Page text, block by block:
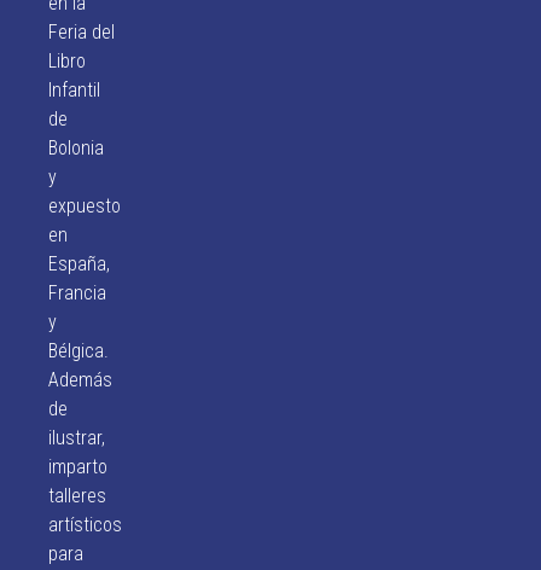
Feria del
Libro
Infantil
de
Bolonia
y
expuesto
en
España,
Francia
y
Bélgica.
Además
de
ilustrar,
imparto
talleres
artísticos
para